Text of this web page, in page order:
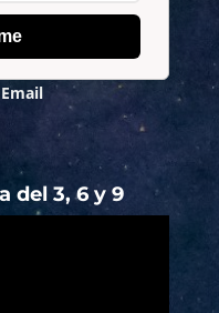
Email
del 3, 6 y 9